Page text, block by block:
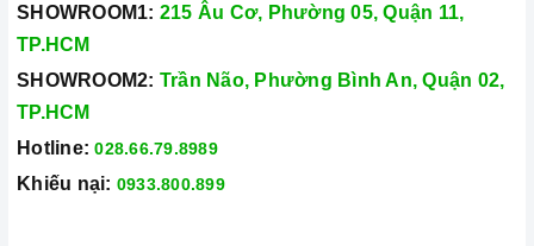
SHOWROOM1: 215 Âu Cơ, Phường 05, Quận 11,
TP.HCM
SHOWROOM2: Trần Não, Phường Bình An, Quận 02,
TP.HCM
Hotline: 028.66.79.8989
Khiếu nại: 0933.800.899